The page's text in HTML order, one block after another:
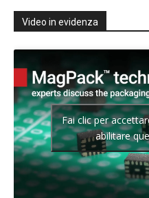
Video in evidenza
Fai clic per
abilitare